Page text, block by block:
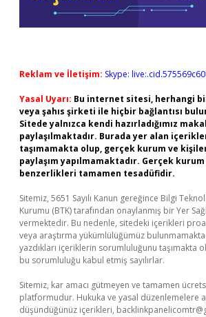
Reklam ve İletişim: Skype:
Yasal Uyarı: Bu internet sitesi, herhangi
veya şahıs şirketi ile hiçbir bağlantısı
Sitede yalnızca kendi hazırladığımız
paylaşılmaktadır. Burada yer alan
taşımamakta olup, gerçek kurum ve
paylaşım yapılmamaktadır. Gerçek
benzerlikleri tamamen tesadüfidir.
Sitemiz, 5651 Sayılı Kanun gereğince Bilgi
Kurumu (BTK) tarafından onaylanmış bir Yer
vermektedir. Bu nedenle, sitedeki içerikleri
veya araştırma yükümlülüğümüz
yazdıkları içeriklerin sorumluluğunu taşımakta
bu sorumluluğu kabul etmiş sayılırlar.
Sitemiz, kar amacı gütmeyen ve tamamen
platformudur. Hukuka ve yasal düzenlemelere
düşündüğünüz içerikleri,